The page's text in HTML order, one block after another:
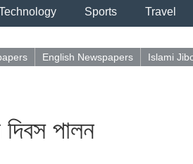
Sports Travel
English Newspapers Islami
পালন